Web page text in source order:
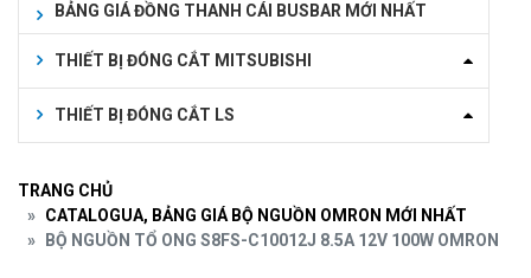
BẢNG GIÁ ĐỒNG THANH CÁI BUSBAR MỚI NHẤT
THIẾT BỊ ĐÓNG CẮT MITSUBISHI
THIẾT BỊ ĐÓNG CẮT LS
TRANG CHỦ
CATALOGUA, BẢNG GIÁ BỘ NGUỒN OMRON MỚI NHẤT
BỘ NGUỒN TỔ ONG S8FS-C10012J 8.5A 12V 100W OMRON